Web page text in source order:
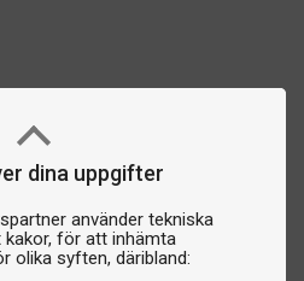
dina uppgifter
använder tekniska
kakor, för att inhämta
olika syften, däribland: